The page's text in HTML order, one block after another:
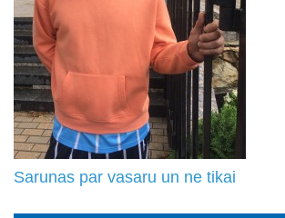
Sarunas par vasaru un ne tikai